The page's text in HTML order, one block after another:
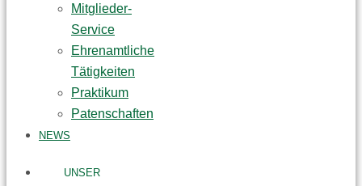
Mitglieder-
Service
Ehrenamtliche
Tätigkeiten
Praktikum
Patenschaften
NEWS
UNSER